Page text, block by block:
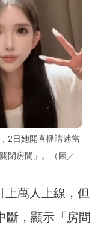
2日她開直播講述當
閉房間」。（圖／
上萬人上線，但
斷，顯示「房間